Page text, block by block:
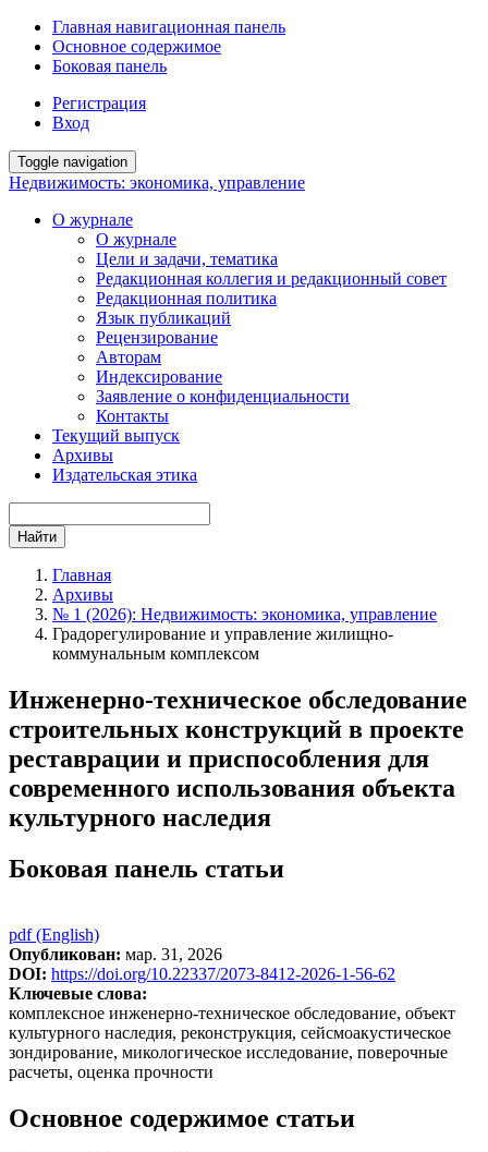
Главная навигационная панель
Основное содержимое
Боковая панель
Регистрация
Вход
Toggle navigation
Недвижимость: экономика, управление
О журнале
О журнале
Цели и задачи, тематика
Редакционная коллегия и редакционный совет
Редакционная политика
Язык публикаций
Рецензирование
Авторам
Индексирование
Заявление о конфиденциальности
Контакты
Текущий выпуск
Архивы
Издательская этика
Найти
Главная
Архивы
№ 1 (2026): Недвижимость: экономика, управление
Градорегулирование и управление жилищно-
коммунальным комплексом
Инженерно-техническое обследование
строительных конструкций в проекте
реставрации и приспособления для
современного использования объекта
культурного наследия
Боковая панель статьи
pdf (English)
Опубликован: мар. 31, 2026
DOI: https://doi.org/10.22337/2073-8412-2026-1-56-62
Ключевые слова:
комплексное инженерно-техническое обследование, объект
культурного наследия, реконструкция, сейсмоакустическое
зондирование, микологическое исследование, поверочные
расчеты, оценка прочности
Основное содержимое статьи